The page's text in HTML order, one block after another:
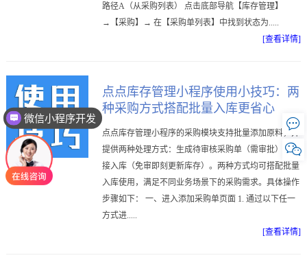
路径A（从采购列表） 点击底部导航【库存管理】
→【采购】→ 在【采购单列表】中找到状态为.....
[查看详情]
点点库存管理小程序使用小技巧：两
种采购方式搭配批量入库更省心
点点库存管理小程序的采购模块支持批量添加原料，并
提供两种处理方式：生成待审核采购单（需审批）或直
接入库（免审即刻更新库存）。两种方式均可搭配批量
入库使用，满足不同业务场景下的采购需求。具体操作
步骤如下： 一、进入添加采购单页面 1. 通过以下任一
方式进.....
[查看详情]


微信小程序开发